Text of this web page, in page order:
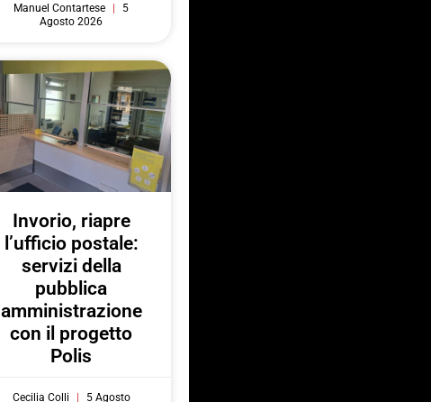
Manuel Contartese
5
Agosto 2026
Invorio, riapre
l’ufficio postale:
servizi della
pubblica
amministrazione
con il progetto
Polis
Cecilia Colli
5 Agosto